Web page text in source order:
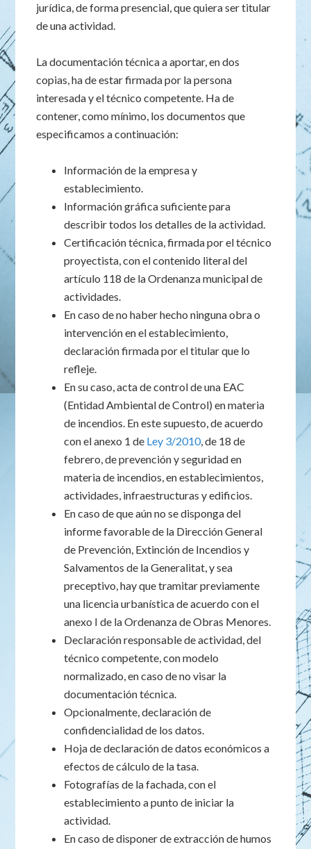
jurídica, de forma presencial, que quiera ser titular
de una actividad.
La documentación técnica a aportar, en dos
copias, ha de estar firmada por la persona
interesada y el técnico competente. Ha de
contener, como mínimo, los documentos que
especificamos a continuación:
Información de la empresa y
establecimiento.
Información gráfica suficiente para
describir todos los detalles de la actividad.
Certificación técnica, firmada por el técnico
proyectista, con el contenido literal del
artículo 118 de la Ordenanza municipal de
actividades.
En caso de no haber hecho ninguna obra o
intervención en el establecimiento,
declaración firmada por el titular que lo
refleje.
En su caso, acta de control de una EAC
(Entidad Ambiental de Control) en materia
de incendios. En este supuesto, de acuerdo
con el anexo 1 de Ley 3/2010, de 18 de
febrero, de prevención y seguridad en
materia de incendios, en establecimientos,
actividades, infraestructuras y edificios.
En caso de que aún no se disponga del
informe favorable de la Dirección General
de Prevención, Extinción de Incendios y
Salvamentos de la Generalitat, y sea
preceptivo, hay que tramitar previamente
una licencia urbanística de acuerdo con el
anexo I de la Ordenanza de Obras Menores.
Declaración responsable de actividad, del
técnico competente, con modelo
normalizado, en caso de no visar la
documentación técnica.
Opcionalmente, declaración de
confidencialidad de los datos.
Hoja de declaración de datos económicos a
efectos de cálculo de la tasa.
Fotografías de la fachada, con el
establecimiento a punto de iniciar la
actividad.
En caso de disponer de extracción de humos